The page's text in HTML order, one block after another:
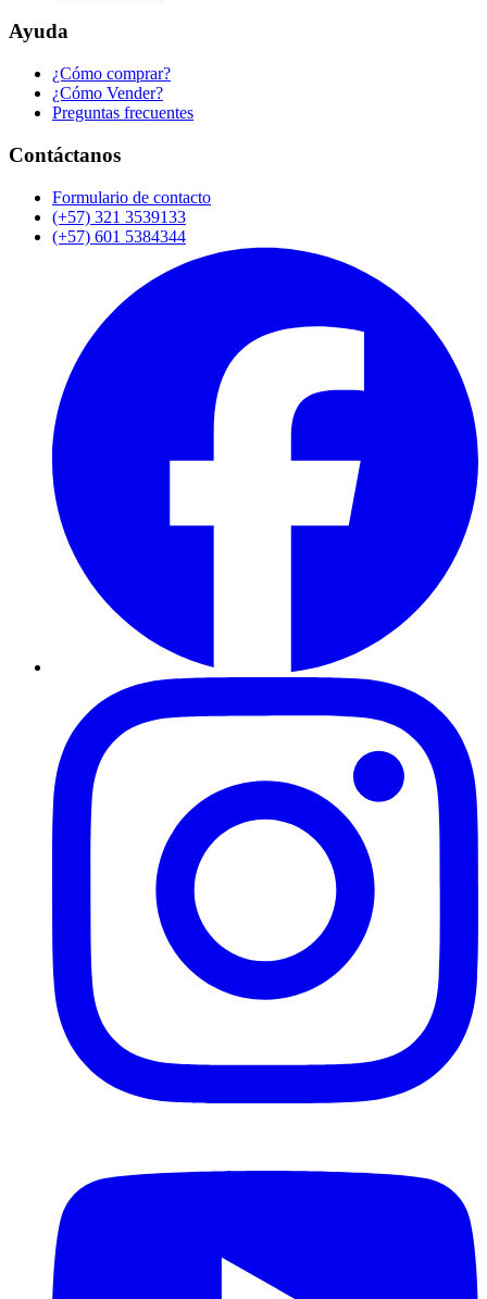
Ayuda
¿Cómo comprar?
¿Cómo Vender?
Preguntas frecuentes
Contáctanos
Formulario de contacto
(+57) 321 3539133
(+57) 601 5384344